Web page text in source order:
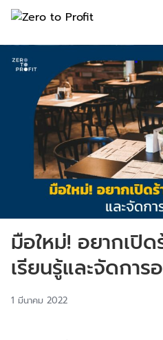
มือใหม่! อยากเปิ
เรียนรู้และจัดการ
1 มีนาคม 2022